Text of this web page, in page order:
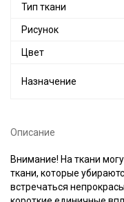
Тип ткани
Рисунок
Цвет
Назначение
Описание
Внимание! На ткани
ткани, которые
встречаться